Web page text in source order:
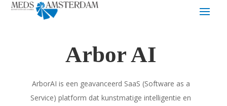
Arbor AI
ArborAI is een geavanceerd SaaS (Software as a
Service) platform dat kunstmatige intelligentie en